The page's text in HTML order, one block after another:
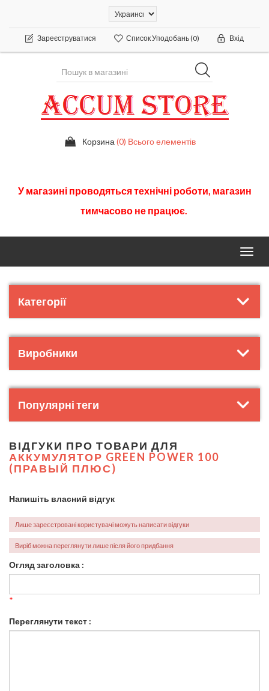
Зареєструватися Список Уподобань(0) Вхід
Корзина (0) Всього елементів
У магазині проводятьсятехнічні роботи, магазин
тимчасово не працює.
Категорії
Виробники
Популярні теги
ВІДГУКИ ПРО ТОВАРИ ДЛЯ
АККУМУЛЯТОР GREEN POWER 100
(ПРАВЫЙ ПЛЮС)
Напишіть власний відгук
Лише зареєстровані користувачі можуть написати відгуки
Виріб можна переглянути лише після його придбання
Огляд заголовка :
*
Переглянути текст :